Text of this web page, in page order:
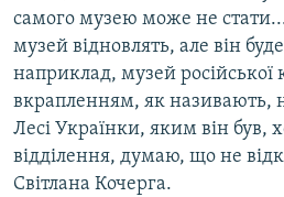
самого музею може не
музей відновлять, але він
наприклад, музей російської
вкрапленням, як називають,
Лесі Українки, яким він був,
відділення, думаю, що не
Світлана Кочерга.